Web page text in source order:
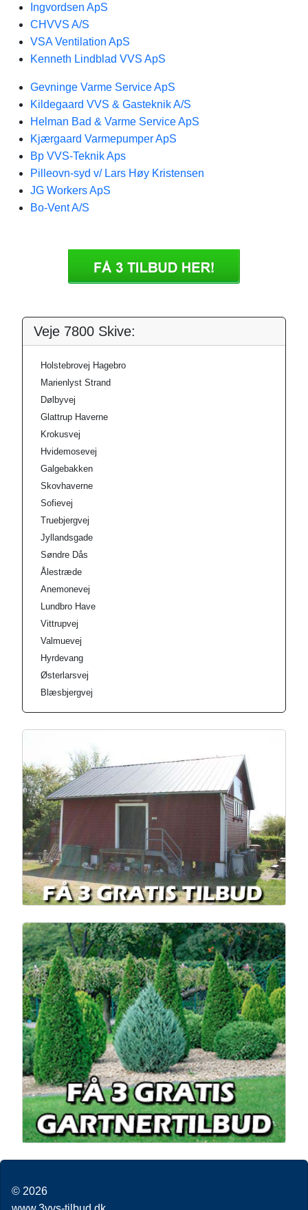
Ingvordsen ApS
CHVVS A/S
VSA Ventilation ApS
Kenneth Lindblad VVS ApS
Gevninge Varme Service ApS
Kildegaard VVS & Gasteknik A/S
Helman Bad & Varme Service ApS
Kjærgaard Varmepumper ApS
Bp VVS-Teknik Aps
Pilleovn-syd v/ Lars Høy Kristensen
JG Workers ApS
Bo-Vent A/S
Veje 7800 Skive:
Holstebrovej Hagebro
Marienlyst Strand
Dølbyvej
Glattrup Haverne
Krokusvej
Hvidemosevej
Galgebakken
Skovhaverne
Sofievej
Truebjergvej
Jyllandsgade
Søndre Dås
Ålestræde
Anemonevej
Lundbro Have
Vittrupvej
Valmuevej
Hyrdevang
Østerlarsvej
Blæsbjergvej
© 2026